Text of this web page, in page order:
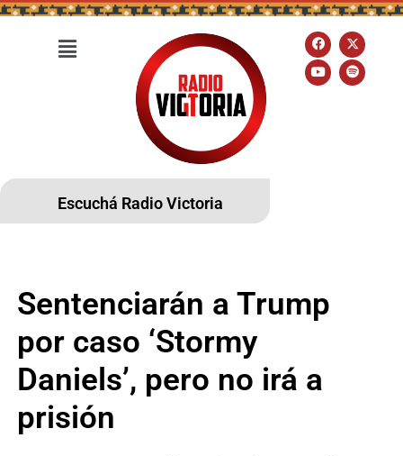
Escuchá Radio Victoria
Sentenciarán a Trump
por caso ‘Stormy
Daniels’, pero no irá a
prisión